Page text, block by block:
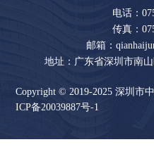
电话：
传真：
邮箱：
地址：广东省深圳市南
Copyright © 2019-2025 深圳市
ICP备20039887号-1